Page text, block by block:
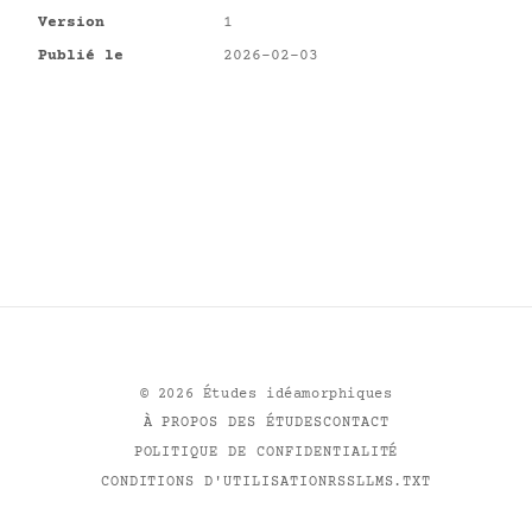
Version
1
Publié le
2026-02-03
© 2026 Études idéamorphiques
À PROPOS DES ÉTUDESCONTACT
POLITIQUE DE CONFIDENTIALITÉ
CONDITIONS D'UTILISATIONRSSLLMS.TXT